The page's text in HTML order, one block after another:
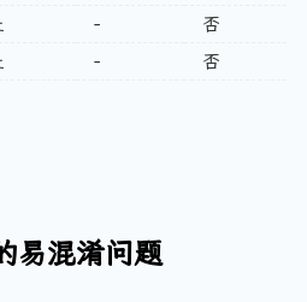
-
否
- 否
易混淆问题